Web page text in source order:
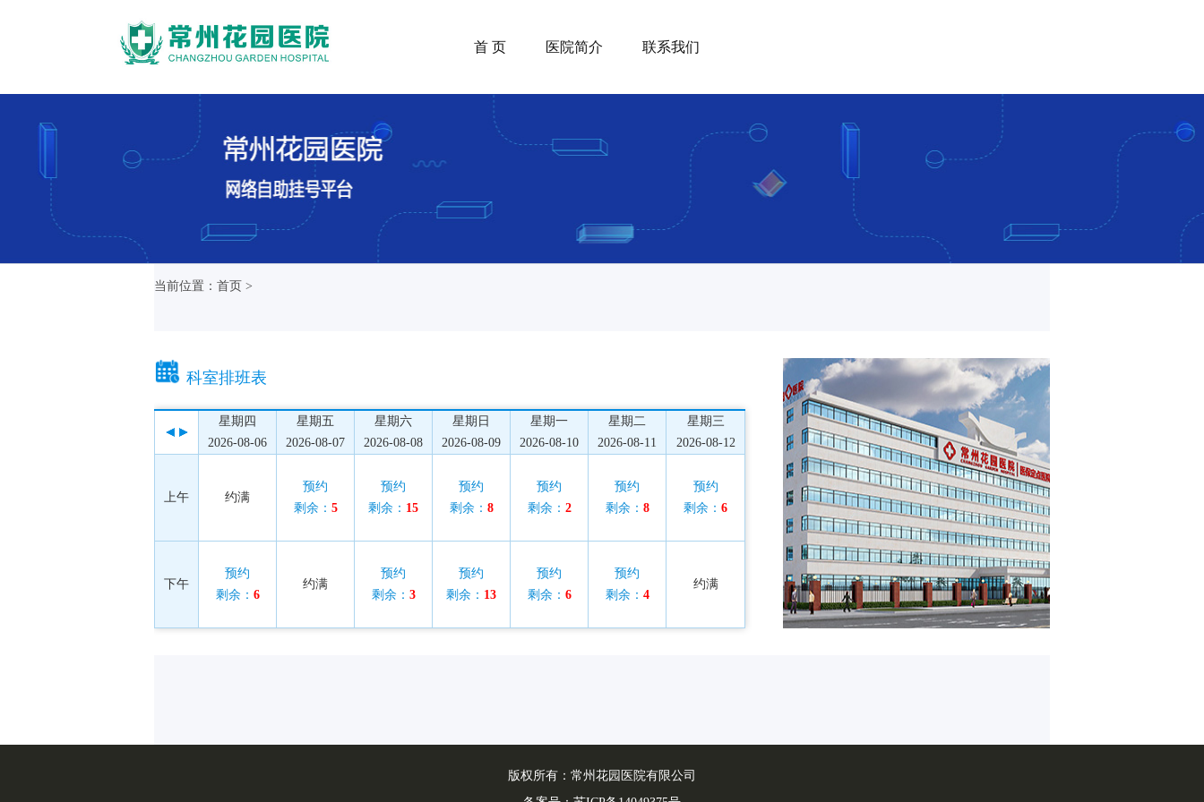
首 页 医院简介 联系我们
当前位置：首页 >
科室排班表
星期四
2026-08-06
星期五
2026-08-07
星期六
2026-08-08
星期日
2026-08-09
星期一
2026-08-10
星期二
2026-08-11
星期三
2026-08-12
上午 约满
预约
剩余： 5
预约
剩余： 15
预约
剩余： 8
预约
剩余： 2
预约
剩余： 8
预约
剩余： 6
下午
预约
剩余： 6
约满
预约
剩余： 3
预约
剩余： 13
预约
剩余： 6
预约
剩余： 4
约满
版权所有：常州花园医院有限公司